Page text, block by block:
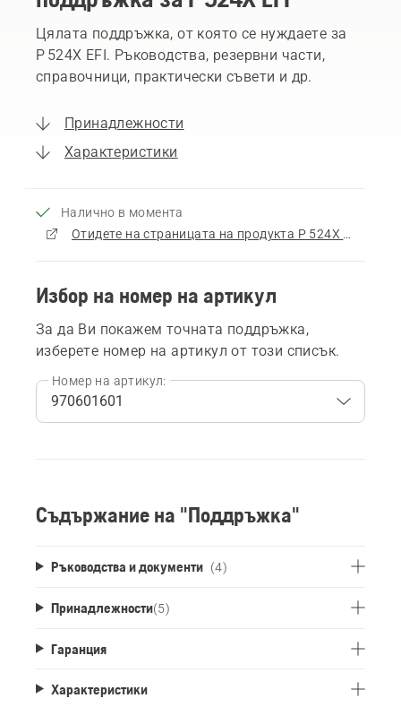
Цялата поддръжка, от която се нуждаете за
P 524X EFI. Ръководства, резервни части,
справочници, практически съвети и др.
Принадлежности
Характеристики
Налично в момента
Отидете на страницата на продукта P 524X EFI
Избор на номер на артикул
За да Ви покажем точната поддръжка,
изберете номер на артикул от този списък.
Номер на артикул:
Съдържание на "Поддръжка"
Ръководства и документи (4)
Принадлежности(5)
Гаранция
Характеристики